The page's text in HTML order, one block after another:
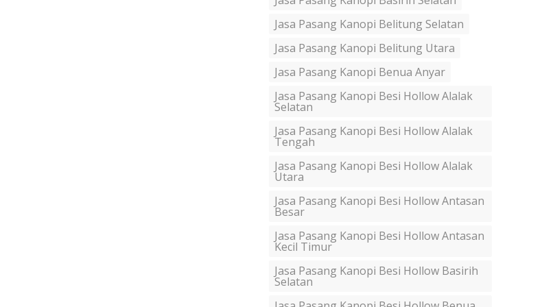
Jasa Pasang Kanopi Belitung Selatan
Jasa Pasang Kanopi Belitung Utara
Jasa Pasang Kanopi Benua Anyar
Jasa Pasang Kanopi Besi Hollow Alalak
Selatan
Jasa Pasang Kanopi Besi Hollow Alalak
Tengah
Jasa Pasang Kanopi Besi Hollow Alalak
Utara
Jasa Pasang Kanopi Besi Hollow Antasan
Besar
Jasa Pasang Kanopi Besi Hollow Antasan
Kecil Timur
Jasa Pasang Kanopi Besi Hollow Basirih
Selatan